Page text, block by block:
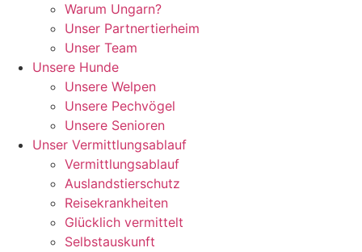
Warum Ungarn?
Unser Partnertierheim
Unser Team
Unsere Hunde
Unsere Welpen
Unsere Pechvögel
Unsere Senioren
Unser Vermittlungsablauf
Vermittlungsablauf
Auslandstierschutz
Reisekrankheiten
Glücklich vermittelt
Selbstauskunft